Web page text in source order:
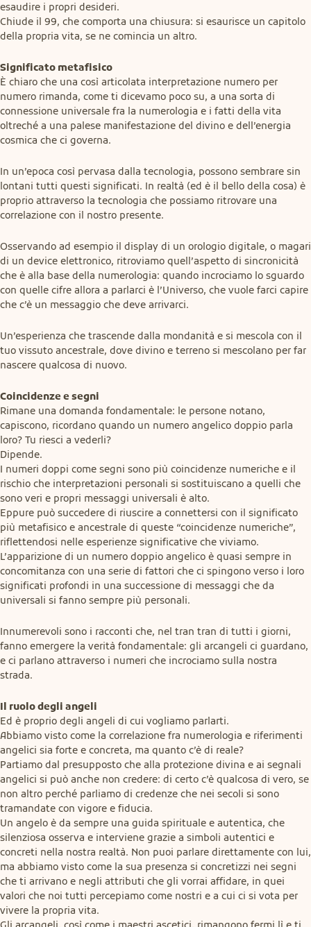
esaudire i propri desideri.
Chiude il 99, che comporta una chiusura: si esaurisce un capitolo
della propria vita, se ne comincia un altro.
Significato metafisico
È chiaro che una così articolata interpretazione numero per
numero rimanda, come ti dicevamo poco su, a una sorta di
connessione universale fra la numerologia e i fatti della vita
oltreché a una palese manifestazione del divino e dell’energia
cosmica che ci governa.
In un’epoca così pervasa dalla tecnologia, possono sembrare sin
lontani tutti questi significati. In realtà (ed è il bello della cosa) è
proprio attraverso la tecnologia che possiamo ritrovare una
correlazione con il nostro presente.
Osservando ad esempio il display di un orologio digitale, o magari
di un device elettronico, ritroviamo quell’aspetto di sincronicità
che è alla base della numerologia: quando incrociamo lo sguardo
con quelle cifre allora a parlarci è l’Universo, che vuole farci capire
che c’è un messaggio che deve arrivarci.
Un’esperienza che trascende dalla mondanità e si mescola con il
tuo vissuto ancestrale, dove divino e terreno si mescolano per far
nascere qualcosa di nuovo.
Coincidenze e segni
Rimane una domanda fondamentale: le persone notano,
capiscono, ricordano quando un numero angelico doppio parla
loro? Tu riesci a vederli?
Dipende.
I numeri doppi come segni sono più coincidenze numeriche e il
rischio che interpretazioni personali si sostituiscano a quelli che
sono veri e propri messaggi universali è alto.
Eppure può succedere di riuscire a connettersi con il significato
più metafisico e ancestrale di queste “coincidenze numeriche”,
riflettendosi nelle esperienze significative che viviamo.
L’apparizione di un numero doppio angelico è quasi sempre in
concomitanza con una serie di fattori che ci spingono verso i loro
significati profondi in una successione di messaggi che da
universali si fanno sempre più personali.
Innumerevoli sono i racconti che, nel tran tran di tutti i giorni,
fanno emergere la verità fondamentale: gli arcangeli ci guardano,
e ci parlano attraverso i numeri che incrociamo sulla nostra
strada.
Il ruolo degli angeli
Ed è proprio degli angeli di cui vogliamo parlarti.
Abbiamo visto come la correlazione fra numerologia e riferimenti
angelici sia forte e concreta, ma quanto c’è di reale?
Partiamo dal presupposto che alla protezione divina e ai segnali
angelici si può anche non credere: di certo c’è qualcosa di vero, se
non altro perché parliamo di credenze che nei secoli si sono
tramandate con vigore e fiducia.
Un angelo è da sempre una guida spirituale e autentica, che
silenziosa osserva e interviene grazie a simboli autentici e
concreti nella nostra realtà. Non puoi parlare direttamente con lui,
ma abbiamo visto come la sua presenza si concretizzi nei segni
che ti arrivano e negli attributi che gli vorrai affidare, in quei
valori che noi tutti percepiamo come nostri e a cui ci si vota per
vivere la propria vita.